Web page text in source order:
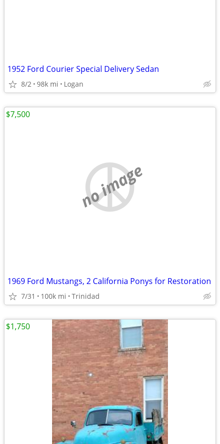
1952 Ford Courier Special Delivery Sedan
8/2 98k mi Logan
no image
1969 Ford Mustangs, 2 California Ponys for Restoration
7/31 100k mi Trinidad
$7,500
$1,750